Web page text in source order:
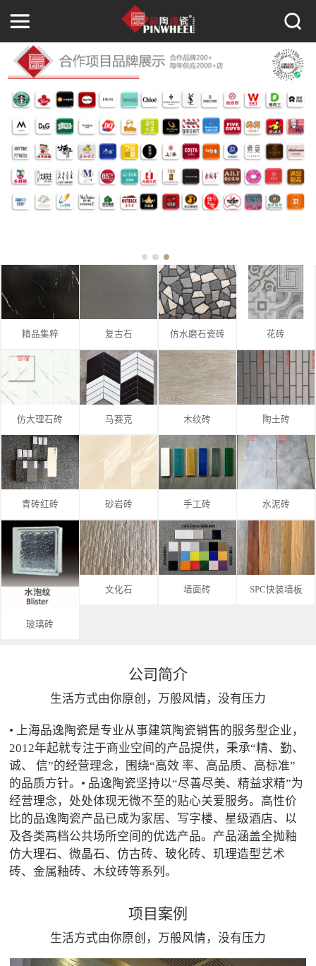
精品集粹 复古石 仿水磨石瓷砖 花砖
仿大理石砖 马赛克 木纹砖 陶土砖
青砖红砖 砂岩砖 手工砖 水泥砖
玻璃砖
文化石 墙面砖 SPC快装墙板
公司简介
生活方式由你原创，万般风情，没有压力
• 上海品逸陶瓷是专业从事建筑陶瓷销售的服务型企业，
2012年起就专注于商业空间的产品提供，秉承“精、勤、
诚、 信”的经营理念，围绕“高效 率、高品质、高标准”
的品质方针。• 品逸陶瓷坚持以“尽善尽美、精益求精”为
经营理念，处处体现无微不至的贴心关爱服务。高性价
比的品逸陶瓷产品已成为家居、写字楼、星级酒店、以
及各类高档公共场所空间的优选产品。产品涵盖全抛釉
仿大理石、微晶石、仿古砖、玻化砖、玑理造型艺术
砖、金属釉砖、木纹砖等系列。
项目案例
生活方式由你原创，万般风情，没有压力